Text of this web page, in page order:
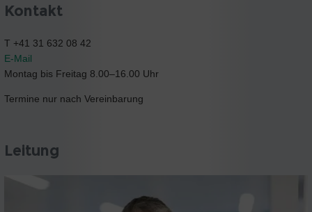
Kontakt
T +41 31 632 08 42
E-Mail
Montag bis Freitag 8.00–16.00 Uhr
Termine nur nach Vereinbarung
Leitung